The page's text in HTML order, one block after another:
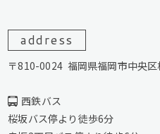
address
〒810-0024 福岡県福岡市中央
西鉄バス
桜坂バス停より徒歩6分